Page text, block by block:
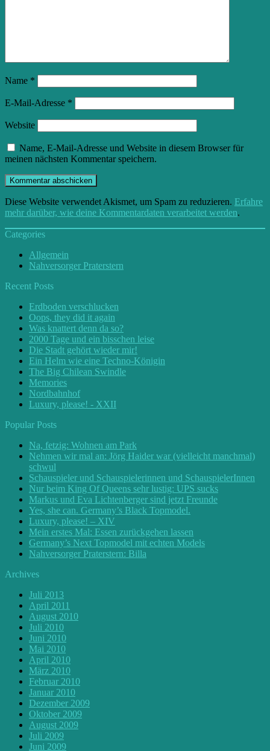
Name *
E-Mail-Adresse *
Website
Name, E-Mail-Adresse und Website in diesem Browser für
meinen nächsten Kommentar speichern.
Diese Website verwendet Akismet, um Spam zu reduzieren. Erfahre
mehr darüber, wie deine Kommentardaten verarbeitet werden.
Categories
Allgemein
Nahversorger Praterstern
Recent Posts
Erdboden verschlucken
Oops, they did it again
Was knattert denn da so?
2000 Tage und ein bisschen leise
Die Stadt gehört wieder mir!
Ein Helm wie eine Techno-Königin
The Big Chilean Swindle
Memories
Nordbahnhof
Luxury, please! - XXII
Popular Posts
Na, fetzig: Wohnen am Park
Nehmen wir mal an: Jörg Haider war (vielleicht manchmal)
schwul
Schauspieler und Schauspielerinnen und SchauspielerInnen
Nur beim King Of Queens sehr lustig: UPS sucks
Markus und Eva Lichtenberger sind jetzt Freunde
Yes, she can. Germany’s Black Topmodel.
Luxury, please! – XIV
Mein erstes Mal: Essen zurückgehen lassen
Germany’s Next Topmodel mit echten Models
Nahversorger Praterstern: Billa
Archives
Juli 2013
April 2011
August 2010
Juli 2010
Juni 2010
Mai 2010
April 2010
März 2010
Februar 2010
Januar 2010
Dezember 2009
Oktober 2009
August 2009
Juli 2009
Juni 2009